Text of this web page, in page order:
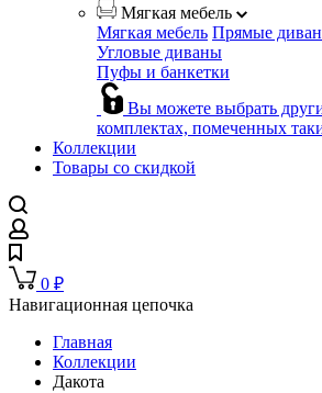
Мягкая мебель
Мягкая мебель Прямые
Угловые диваны
Пуфы и банкетки
Вы можете выбрать
комплектах, помеченных
Коллекции
Товары со скидкой
0 ₽
Навигационная цепочка
Главная
Коллекции
Дакота